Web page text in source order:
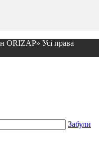
ORIZAP» Усі права
Забули